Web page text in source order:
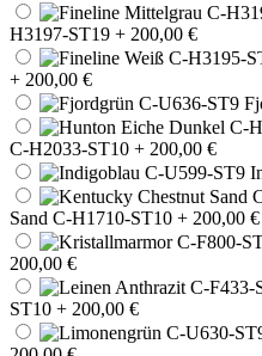
H3197-ST19 + 200,00 €
+ 200,00 €
C-H2033-ST10 + 200,00 €
Sand C-H1710-ST10 + 200,00 €
200,00 €
ST10 + 200,00 €